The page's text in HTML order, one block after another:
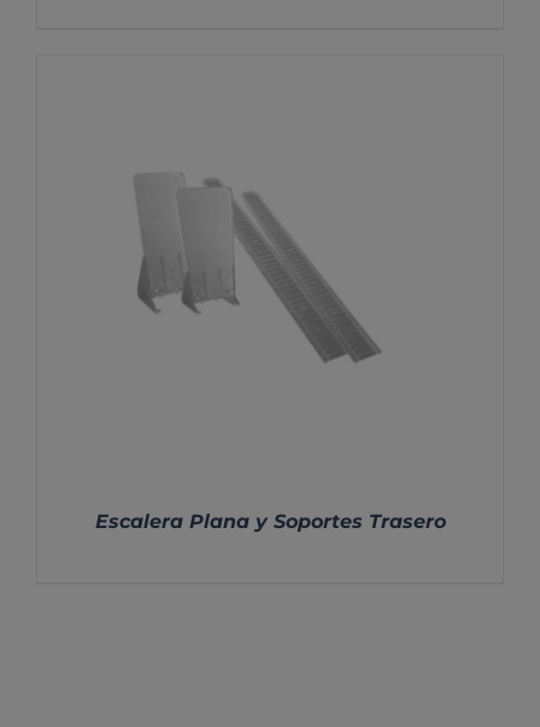
Escalera Plana y Soportes Trasero